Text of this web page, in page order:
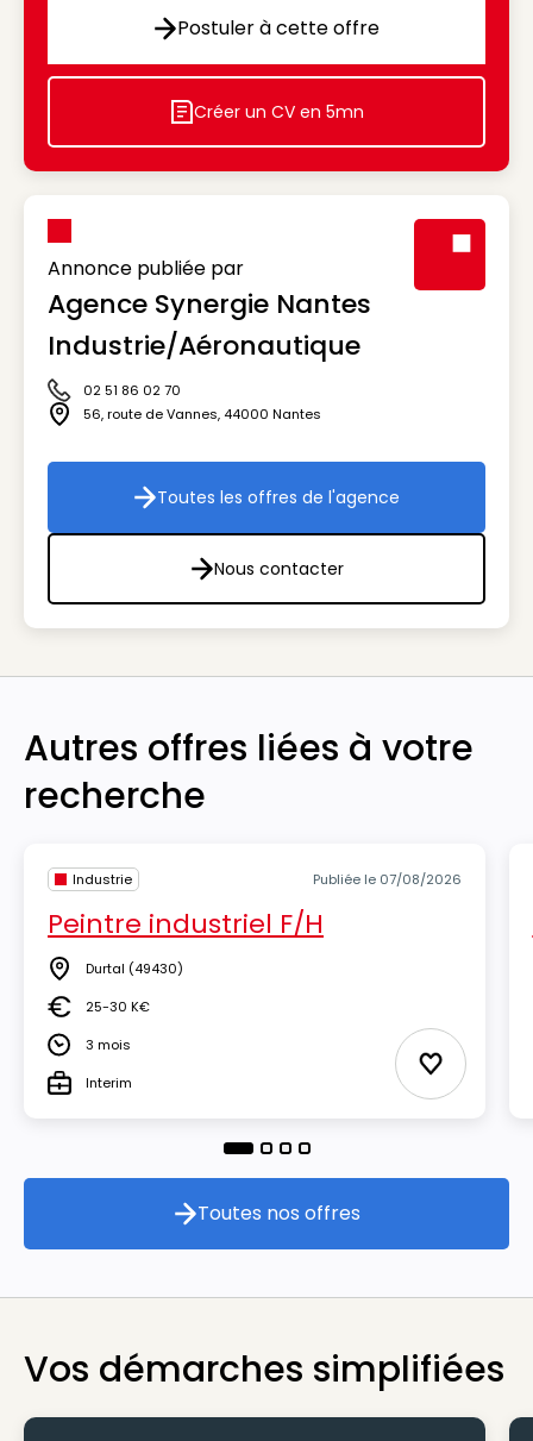
Postuler à cette offre
Postuler à cette offre
Icon decorative
Créer un CV en 5mn
Annonce publiée par
Agence Synergie Nantes
Industrie/Aéronautique
Icône téléphone
02 51 86 02 70
Icône adresse
56, route de Vannes, 44000 Nantes
Toutes les offres de l'agence
Toutes les offres de l'agence
Nous contacter
Nous contacter
Autres offres liées à votre
recherche
Industrie Publiée le 07/08/2026
Peintre industriel F/H
Lieu Durtal (49430)
Salaire25-30 K€
Durée3 mois
TypeInterim Ajouter
Toutes nos offres
Toutes nos offres
Vos démarches simplifiées